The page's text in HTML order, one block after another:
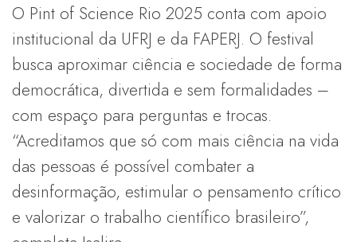
O Pint of Science Rio 2025 conta com apoio
institucional da UFRJ e da FAPERJ. O festival
busca aproximar ciência e sociedade de forma
democrática, divertida e sem formalidades –
com espaço para perguntas e trocas.
“Acreditamos que só com mais ciência na vida
das pessoas é possível combater a
desinformação, estimular o pensamento crítico
e valorizar o trabalho científico brasileiro”,